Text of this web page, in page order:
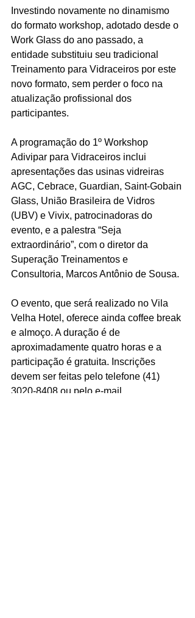
Investindo novamente no dinamismo
do formato workshop, adotado desde o
Work Glass do ano passado, a
entidade substituiu seu tradicional
Treinamento para Vidraceiros por este
novo formato, sem perder o foco na
atualização profissional dos
participantes.
A programação do 1º Workshop
Adivipar para Vidraceiros inclui
apresentações das usinas vidreiras
AGC, Cebrace, Guardian, Saint-Gobain
Glass, União Brasileira de Vidros
(UBV) e Vivix, patrocinadoras do
evento, e a palestra “Seja
extraordinário”, com o diretor da
Superação Treinamentos e
Consultoria, Marcos Antônio de Sousa.
O evento, que será realizado no Vila
Velha Hotel, oferece ainda coffee break
e almoço. A duração é de
aproximadamente quatro horas e a
participação é gratuita. Inscrições
devem ser feitas pelo telefone (41)
3020-8408 ou pelo e-mail